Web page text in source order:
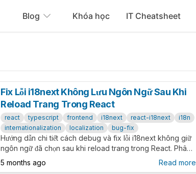
Blog Khóa học IT Cheatsheet
Fix Lỗi i18next Không Lưu Ngôn Ngữ Sau Khi
Reload Trang Trong React
react typescript frontend i18next react-i18next
i18n
internationalization
localization bug-fix
Hướng dẫn chi tiết cách debug và fix lỗi i18next không giữ
ngôn ngữ đã chọn sau khi reload trang trong React. Phân
tích LanguageDetector, i18n.language vs
resolvedLanguage, và cách đảm bảo persistence đáng tin
5 months ago Read more